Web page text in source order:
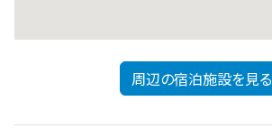
周辺の宿泊施設を見る